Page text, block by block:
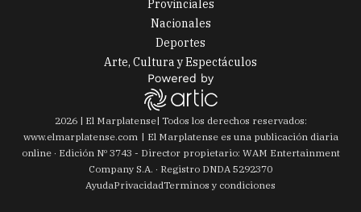
Provinciales
Nacionales
Deportes
Arte, Cultura y Espectáculos
2026| El Marplatense| Todos los derechos reservados:
www.elmarplatense.com
El Marplatense es una publicación diaria
online · Edición Nº 3743 - Director propietario: WAM Entertainment
Company S.A. · Registro DNDA 5292370
AyudaPrivacidadTerminos y condiciones